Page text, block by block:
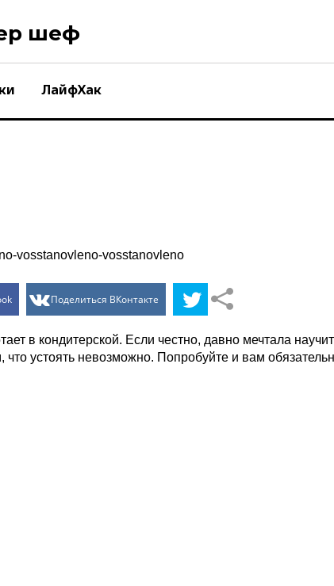
шеф
ЛайфХак
Поделиться ВКонтакте
в кондитерской. Если честно, давно мечтала
устоять невозможно. Попробуйте и вам